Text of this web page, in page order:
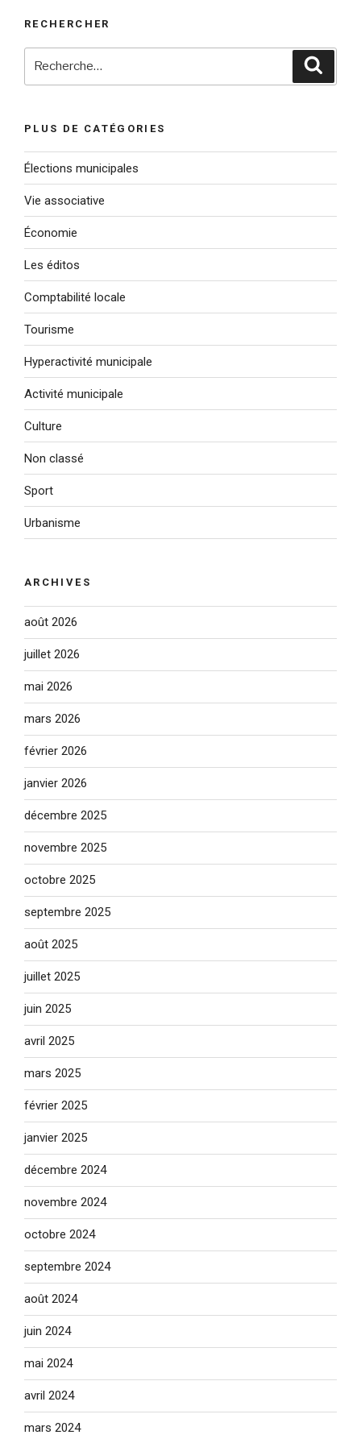
RECHERCHER
PLUS DE CATÉGORIES
Élections municipales
Vie associative
Économie
Les éditos
Comptabilité locale
Tourisme
Hyperactivité municipale
Activité municipale
Culture
Non classé
Sport
Urbanisme
ARCHIVES
août 2026
juillet 2026
mai 2026
mars 2026
février 2026
janvier 2026
décembre 2025
novembre 2025
octobre 2025
septembre 2025
août 2025
juillet 2025
juin 2025
avril 2025
mars 2025
février 2025
janvier 2025
décembre 2024
novembre 2024
octobre 2024
septembre 2024
août 2024
juin 2024
mai 2024
avril 2024
mars 2024